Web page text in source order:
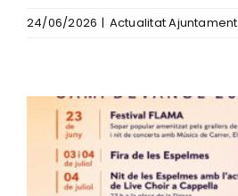
24/06/2026 | Actualitat Ajuntament